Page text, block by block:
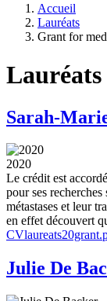
Accueil
Lauréats
Grant for
Lauréats
Sarah-
2020
Le crédit est
pour ses
métastases et leur
en effet découvert
Julie De